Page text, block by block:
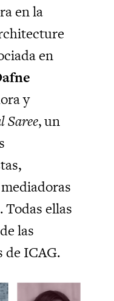
en la
en
y
Saree, un
ellas
las
de ICAG.